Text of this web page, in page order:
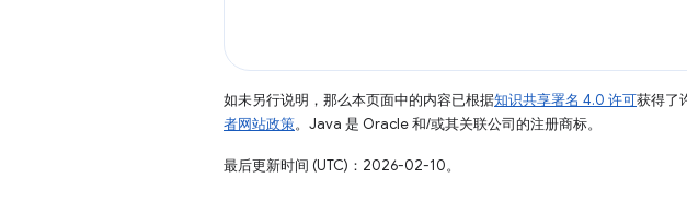
如未另行说明，那么本页面中的内容已根据知识共享署名 4.0 许可获得了
者网站政策。Java 是 Oracle 和/或其关联公司的注册商标。
最后更新时间 (UTC)：2026-02-10。